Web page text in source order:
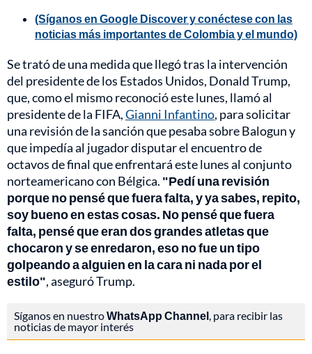
(Síganos en Google Discover y conéctese con las
noticias más importantes de Colombia y el mundo)
Se trató de una medida que llegó tras la intervención
del presidente de los Estados Unidos, Donald Trump,
que, como el mismo reconoció este lunes, llamó al
presidente de la FIFA,Gianni Infantino, para solicitar
una revisión de la sanción que pesaba sobre Balogun y
que impedía al jugador disputar el encuentro de
octavos de final que enfrentará este lunes al conjunto
norteamericano con Bélgica. "Pedí una revisión
porque no pensé que fuera falta, y ya sabes, repito,
soy bueno en estas cosas. No pensé que fuera
falta, pensé que eran dos grandes atletas que
chocaron y se enredaron, eso no fue un tipo
golpeando a alguien en la cara ni nada por el
estilo", aseguró Trump.
Síganos en nuestroWhatsApp Channel, para recibir las
noticias de mayor interés